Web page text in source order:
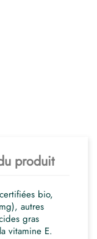
produit
bio,
autres
gras
vitamine E.